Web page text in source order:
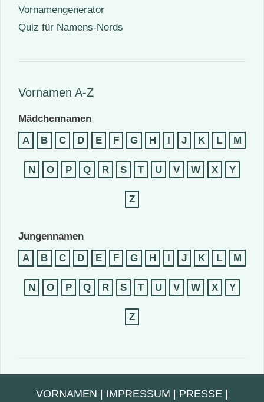
Vornamengenerator
Quiz für Namens-Nerds
Vornamen A-Z
Mädchennamen
A
B C D E F G H I J K L M
N O P Q R S T U V W X Y
Z
Jungennamen
A
B C D E F G H I J K L M
N O P Q R S T U V W X Y
Z
VORNAMEN | IMPRESSUM | PRESSE |